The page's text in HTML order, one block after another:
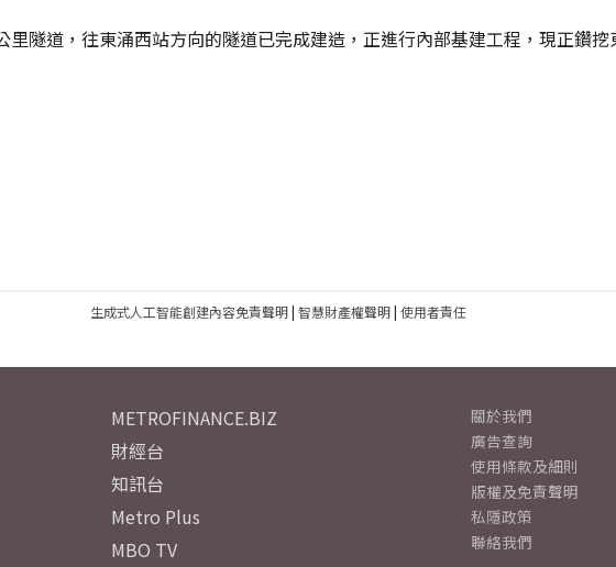
隧道，往東涌西站方向的隧道已完成建造，正進行內部基建工程，現正鑽
生成式人工智能創建內容免責聲明| 智慧財產權聲明| 使用者責任
METROFINANCE.BIZ
財經台
知訊台
Metro Plus
MBO TV
關於我們
廣告查詢
使用條款及細則
版權及免責聲明
私隱政策
聯絡我們